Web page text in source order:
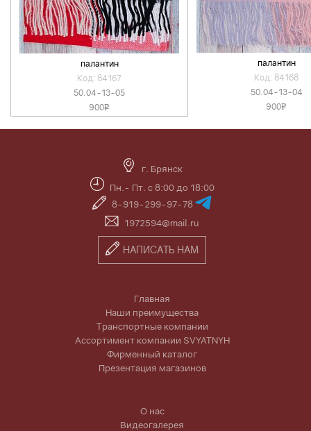
палантин
Код: 84167
50.04-13-05
900v
палантин
Код: 84168
50.04-13-04
900v
г. Брянск
Пн.- Пт. с 8:00 до 18:00
8-919-299-97-78
1972594@mail.ru
НАПИСАТЬ НАМ
Главная
Наши преимущества
Транспортные компании
Ассортимент компании SVYATNYH
Фирменный каталог
Презентация магазинов
О нас
Видеогалерея